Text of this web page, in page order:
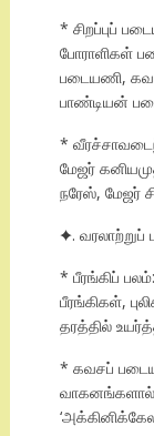
* சிறப்புப்
போராளிகள்
படையணி,
பாண்டியன்
*
மேஜர்
நரேஸ், மேஜர்
✦. வரலாற்றுப்
* பீரங்கிப்
பீரங்கிகள்,
தரத்தில்
* கவசப்
வாகனங்களால்